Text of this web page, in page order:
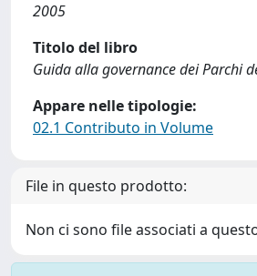
2005
Titolo del libro
Guida alla governance dei Parchi
Appare nelle tipologie:
02.1 Contributo in Volume
File in questo prodotto:
Non ci sono file associati a